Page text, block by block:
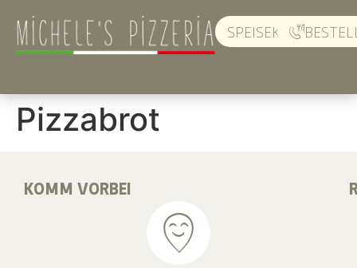
SPEISEKARTE
Pizzabrot
KOMM VORBEI